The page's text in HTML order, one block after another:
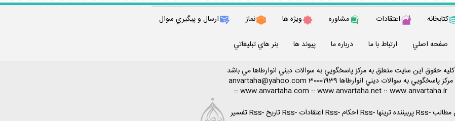
كتابخانه اعتقادات مشاوره ويژه ها نماز ارسال و پيگيري سوال
صفحه اصلي ارتباط با ما درباره ما پيوند ها بنر هاي تبليغاتي
كليه حقوق اين سايت متعلق به مركز پاسخگويي به سوالات ديني انوارطاها مي باشد
مركز پاسخگويي به سوالات ديني انوارطاها 30001939
anvartaha@yahoo.com
www.anvartaha.com :: www.anvartaha.net:: www.anvartaha.ir
::
-Rss پربيننده ترينها -Rss احكام -Rss اعتقادات -Rss تاريخ -Rss تفسير